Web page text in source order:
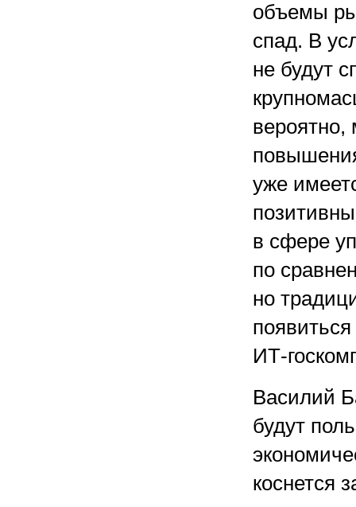
объемы
спад. В
не будут
вероятно,
уже
в сфере
по
но
ИТ-
Василий
будут
коснется